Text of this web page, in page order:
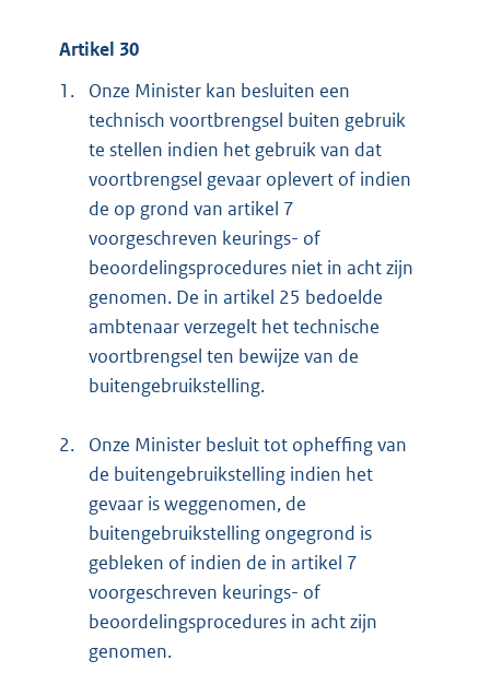
Artikel 30
1.
Onze Minister kan besluiten een
technisch voortbrengsel buiten gebruik
te stellen indien het gebruik van dat
voortbrengsel gevaar oplevert of indien
de op grond van artikel 7
voorgeschreven keurings- of
beoordelingsprocedures niet in acht zijn
genomen. De in artikel 25 bedoelde
ambtenaar verzegelt het technische
voortbrengsel ten bewijze van de
buitengebruikstelling.
2.
Onze Minister besluit tot opheffing van
de buitengebruikstelling indien het
gevaar is weggenomen, de
buitengebruikstelling ongegrond is
gebleken of indien de in artikel 7
voorgeschreven keurings- of
beoordelingsprocedures in acht zijn
genomen.